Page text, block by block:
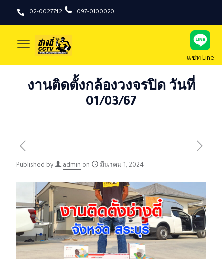
02-0027742 097-0100020
แชท Line
งานติดตั้งกล้องวงจรปิด วันที่
01/03/67
Published by admin on มีนาคม 1, 2024